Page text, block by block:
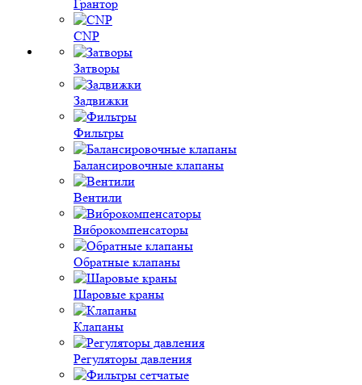
Грантор
CNP
Затворы
Задвижки
Фильтры
Балансировочные клапаны
Вентили
Виброкомпенсаторы
Обратные клапаны
Шаровые краны
Клапаны
Регуляторы давления